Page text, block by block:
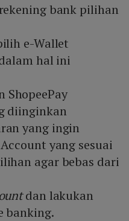
bank pilihan
e-Wallet
hal ini
ShopeePay
diinginkan
yang ingin
yang sesuai
agar bebas dari
dan lakukan
banking.